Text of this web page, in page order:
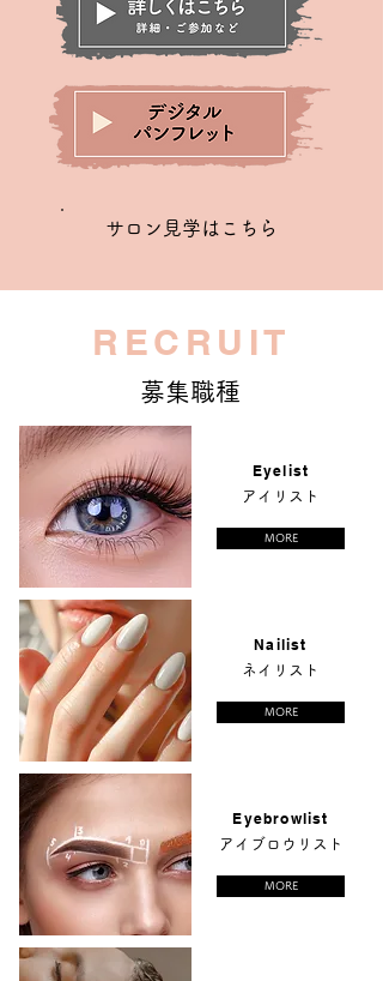
サロン見学はこちら
RECRUIT
募集職種
Eyelist
アイリスト
MORE
Nailist
ネイリスト
MORE
Eyebrowlist
アイブロウリスト
MORE